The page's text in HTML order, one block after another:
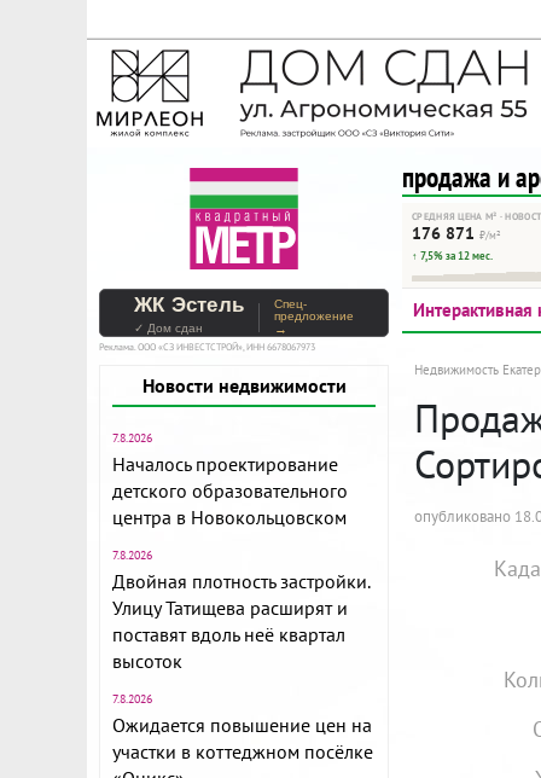
На Метре реклама -
Помогайте независимому
продажа и
СРЕДНЯЯ ЦЕНА М² ·
176 871 ₽/м²
↑ 7,5% за 12 мес.
ЖК Эстель
✓ Дом сдан
Спец-
предложение
→
Реклама. ООО «СЗ ИНВЕСТСТРОЙ», ИНН 6678067973
Новости недвижимости
7.8.2026
Началось проектирование
детского образовательного
центра в Новокольцовском
7.8.2026
Двойная плотность застройки.
Улицу Татищева расширят и
поставят вдоль неё квартал
высоток
7.8.2026
Ожидается повышение цен на
участки в коттеджном посёлке
Интерактивная
Недвижимость
опубликовано